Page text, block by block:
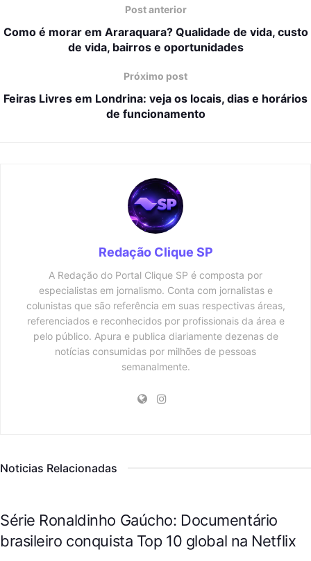
Post anterior
Como é morar em Araraquara? Qualidade de vida, custo
de vida, bairros e oportunidades
Próximo post
Feiras Livres em Londrina: veja os locais, dias e horários
de funcionamento
Redação Clique SP
A Redação do Portal Clique SP é composta por
especialistas em jornalismo. Conta com jornalistas e
colunistas que são referência em suas respectivas áreas,
referenciados e reconhecidos por profissionais da área e
pelo público. Apura e publica diariamente dezenas de
notícias consumidas por milhões de pessoas
semanalmente.
Noticias Relacionadas
Série Ronaldinho Gaúcho: Documentário
brasileiro conquista Top 10 global na Netflix